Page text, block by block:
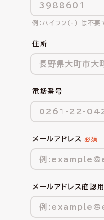
ハイフン(-) は不要
住所
電話番号
メールアドレス
メールアドレス確認